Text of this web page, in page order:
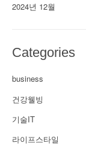
2024년 12월
Categories
business
건강웰빙
기술IT
라이프스타일